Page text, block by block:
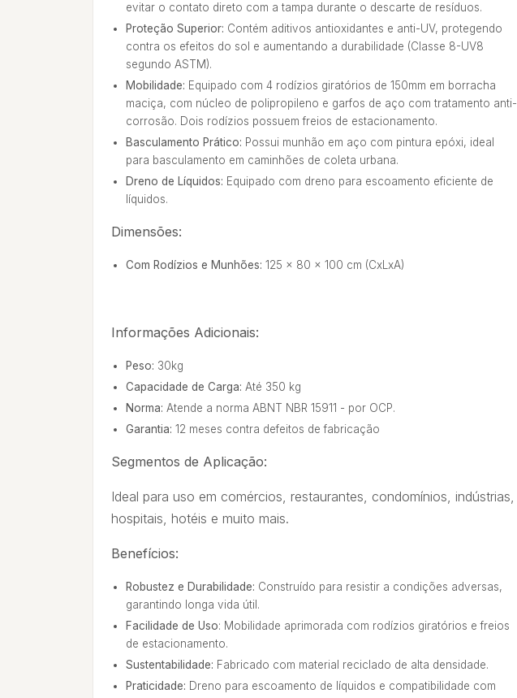
evitar o contato direto com a tampa durante o descarte de resíduos.
Proteção Superior: Contém aditivos antioxidantes e anti-UV, protegendo
contra os efeitos do sol e aumentando a durabilidade (Classe 8-UV8
segundo ASTM).
Mobilidade: Equipado com 4 rodízios giratórios de 150mm em borracha
maciça, com núcleo de polipropileno e garfos de aço com tratamento anti-
corrosão. Dois rodízios possuem freios de estacionamento.
Basculamento Prático: Possui munhão em aço com pintura epóxi, ideal
para basculamento em caminhões de coleta urbana.
Dreno de Líquidos: Equipado com dreno para escoamento eficiente de
líquidos.
Dimensões:
Com Rodízios e Munhões: 125 x 80 x 100 cm (CxLxA)
Informações Adicionais:
Peso: 30kg
Capacidade de Carga: Até 350 kg
Norma: Atende a norma ABNT NBR 15911 - por OCP.
Garantia: 12 meses contra defeitos de fabricação
Segmentos de Aplicação:
Ideal para uso em comércios, restaurantes, condomínios, indústrias,
hospitais, hotéis e muito mais.
Benefícios:
Robustez e Durabilidade: Construído para resistir a condições adversas,
garantindo longa vida útil.
Facilidade de Uso: Mobilidade aprimorada com rodízios giratórios e freios
de estacionamento.
Sustentabilidade: Fabricado com material reciclado de alta densidade.
Praticidade: Dreno para escoamento de líquidos e compatibilidade com